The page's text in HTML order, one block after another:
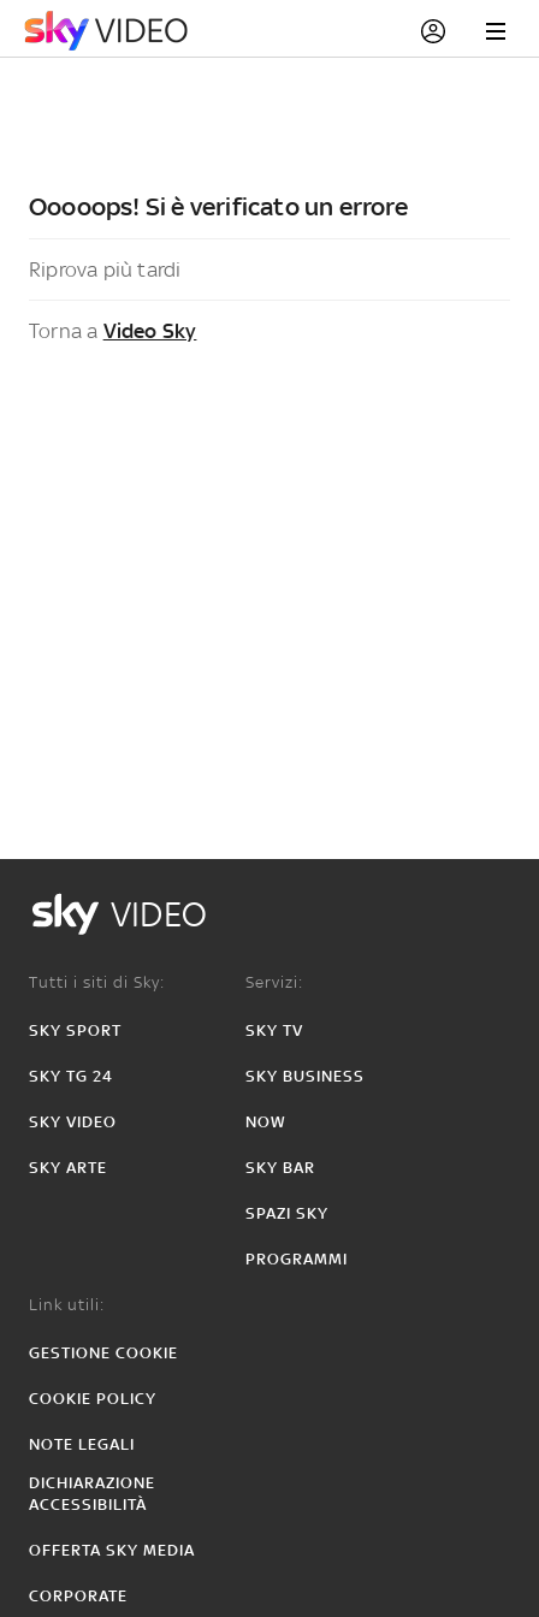
Ooooops! Si è verificato un errore
Riprova più tardi
Torna a Video Sky
VIDEO
Tutti i siti di Sky:
SKY SPORT
SKY TG 24
SKY VIDEO
SKY ARTE
Servizi:
SKY TV
SKY BUSINESS
NOW
SKY BAR
SPAZI SKY
PROGRAMMI
Link utili:
GESTIONE COOKIE
COOKIE POLICY
NOTE LEGALI
DICHIARAZIONE
ACCESSIBILITÀ
OFFERTA SKY MEDIA
CORPORATE